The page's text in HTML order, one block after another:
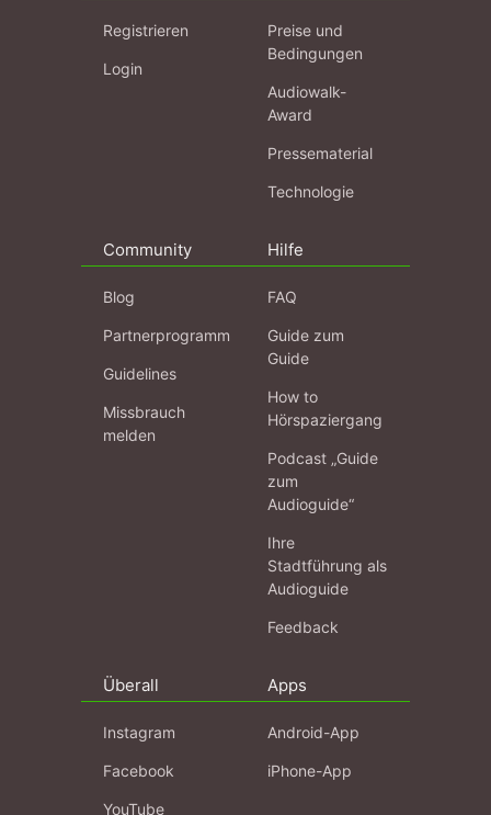
Registrieren
Login
Preise und
Bedingungen
Audiowalk-
Award
Pressematerial
Technologie
Community
Blog
Partnerprogramm
Guidelines
Missbrauch
melden
Hilfe
FAQ
Guide zum
Guide
How to
Hörspaziergang
Podcast „Guide
zum
Audioguide“
Ihre
Stadtführung als
Audioguide
Feedback
Überall
Instagram
Facebook
YouTube
Apps
Android-App
iPhone-App